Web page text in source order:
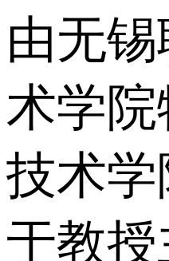
由无
术学院
技术学
于教授